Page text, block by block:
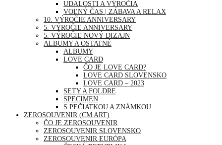
UDALOSTI A VÝROČIA
VOĽNÝ ČAS | ZÁBAVA A RELAX
10. VÝROČIE ANNIVERSARY
5. VÝROČIE ANNIVERSARY
5. VÝROČIE NOVÝ DIZAJN
ALBUMY A OSTATNÉ
ALBUMY
LOVE CARD
ČO JE LOVE CARD?
LOVE CARD SLOVENSKO
LOVE CARD – 2023
SETY A FOLDRE
SPECIMEN
S PEČIATKOU A ZNÁMKOU
ZEROSOUVENIR (CM ART)
ČO JE ZEROSOUVENIR
ZEROSOUVENIR SLOVENSKO
ZEROSOUVENIR EURÓPA